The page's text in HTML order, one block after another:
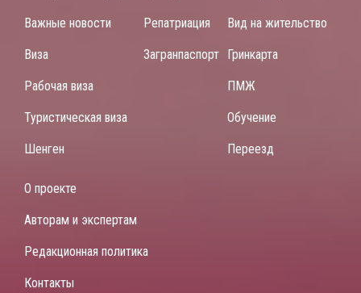
Важные новости
Виза
Рабочая виза
Туристическая виза
Шенген
Репатриация
Загранпаспорт
Вид на жительство
Гринкарта
ПМЖ
Обучение
Переезд
О проекте
Авторам и экспертам
Редакционная политика
Контакты